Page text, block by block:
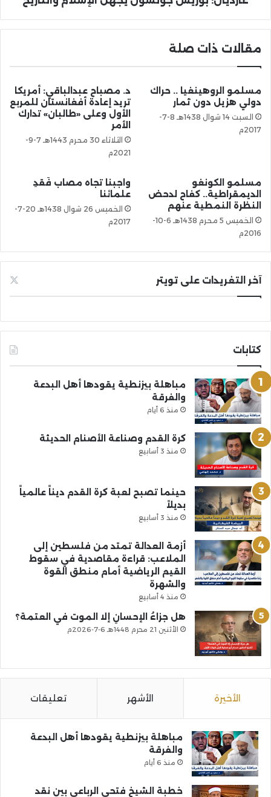
مقالات ذات صلة
مسلمو الروهينغيا .. حراك
دولي هزيل دون ثمار
السبت 14 شوال 1438هـ 8-7-
2017م
د. مصباح عبدالباقي: أمريكا
تريد إعادة أفغانستان للمربع
الأول وعلى «طالبان» تدارك
الأمر
الثلاثاء 30 محرم 1443هـ 7-9-
2021م
مسلمو الكونغو
الديمقراطية.. كفاح لدحض
النظرة النمطية عنهم
الخميس 5 محرم 1438هـ 6-10-
2016م
واجبنا تجاه مصاب فَقدِ
علمائنا
الخميس 26 شوال 1438هـ 20-7-
2017م
آخر التغريدات على تويتر
كتابات
مباهلة بيزنطية يقودها أهل البدعة
والفرقة
منذ 6 أيام
كرة القدم وصناعة الأصنام الحديثة
منذ 3 أسابيع
حينما تصبح لعبة كرة القدم ديناً عالمياً
بديلاً
منذ 3 أسابيع
أزمة العدالة تمتد من فلسطين إلى
الملاعب: قراءة مقاصدية في سقوط
القيم الرياضية أمام منطق القوة
والشهرة
منذ 4 أسابيع
هل جزاءُ الإحسانِ إلا الموت في العتمة؟
الأثنين 21 محرم 1448هـ 6-7-2026م
الأخيرة الأشهر تعليقات
مباهلة بيزنطية يقودها أهل البدعة
والفرقة
منذ 6 أيام
خطبة الشيخ فتحي الرباعي بين نقد